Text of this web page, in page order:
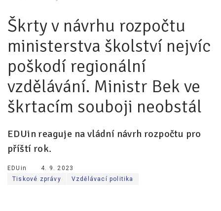
Pro zřizovatele
Konference Lepší škola
Kápézetka - průvodce pro zřizovatele
Klub zřizovatelů
O nás
Partneři a dárci
Škrty v návrhu rozpočtu
ministerstva školství nejvíc
poškodí regionální
vzdělávání. Ministr Bek ve
škrtacím souboji neobstál
EDUin reaguje na vládní návrh rozpočtu pro
příští rok.
EDUin
4. 9. 2023
Tiskové zprávy
Vzdělávací politika